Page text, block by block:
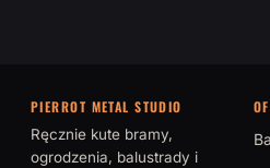
PIERROT METAL STUDIO
Ręcznie kute bramy,
ogrodzenia, balustrady i